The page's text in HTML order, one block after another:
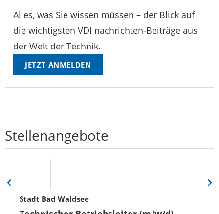
Alles, was Sie wissen müssen – der Blick auf
die wichtigsten VDI nachrichten-Beiträge aus
der Welt der Technik.
JETZT ANMELDEN
Stellenangebote
Stadt Bad Waldsee
Folie
zurück
Eine